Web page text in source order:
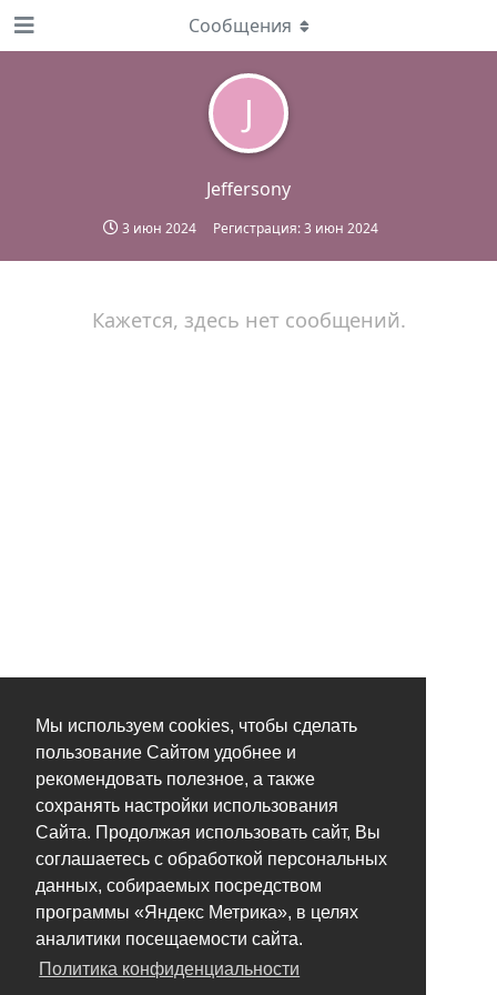
Мы используем cookies, чтобы сделать
пользование Сайтом удобнее и
рекомендовать полезное, а также
сохранять настройки использования
Сайта. Продолжая использовать сайт, Вы
соглашаетесь с обработкой персональных
данных, собираемых посредством
программы «Яндекс Метрика», в целях
аналитики посещаемости сайта.
Политика конфиденциальности
J
Jeffersony
3 июн 2024 Регистрация:3 июн 2024
Сообщения
Кажется, здесь нет сообщений.